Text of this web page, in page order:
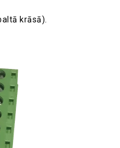
krāsā).